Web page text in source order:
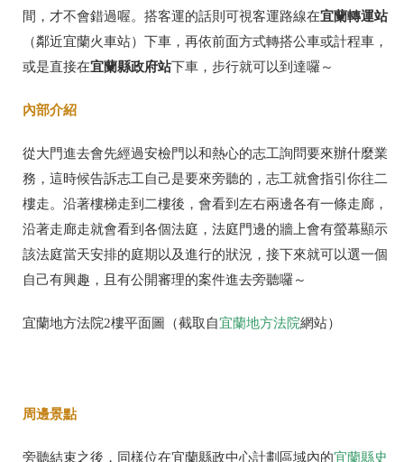
間，才不會錯過喔。搭客運的話則可視客運路線在宜蘭轉運站
（鄰近宜蘭火車站）下車，再依前面方式轉搭公車或計程車，
或是直接在宜蘭縣政府站下車，步行就可以到達囉～
內部介紹
從大門進去會先經過安檢門以和熱心的志工詢問要來辦什麼業
務，這時候告訴志工自己是要來旁聽的，志工就會指引你往二
樓走。沿著樓梯走到二樓後，會看到左右兩邊各有一條走廊，
沿著走廊走就會看到各個法庭，法庭門邊的牆上會有螢幕顯示
該法庭當天安排的庭期以及進行的狀況，接下來就可以選一個
自己有興趣，且有公開審理的案件進去旁聽囉～
宜蘭地方法院2樓平面圖（截取自宜蘭地方法院網站）
周邊景點
旁聽結束之後，同樣位在宜蘭縣政中心計劃區域內的宜蘭縣史